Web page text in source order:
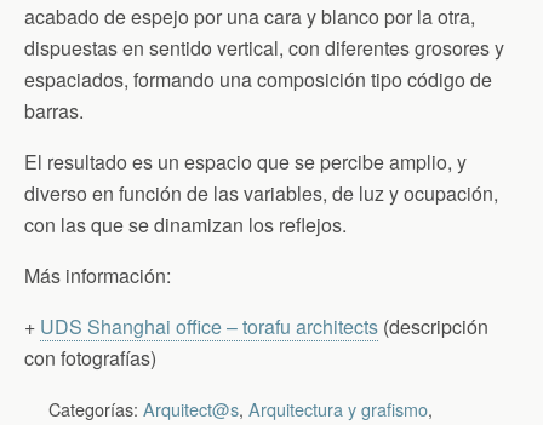
acabado de espejo por una cara y blanco por la otra,
dispuestas en sentido vertical, con diferentes grosores y
espaciados, formando una composición tipo código de
barras.
El resultado es un espacio que se percibe amplio, y
diverso en función de las variables, de luz y ocupación,
con las que se dinamizan los reflejos.
Más información:
+ UDS Shanghai office – torafu architects (descripción
con fotografías)
Categorías: Arquitect@s, Arquitectura y grafismo,